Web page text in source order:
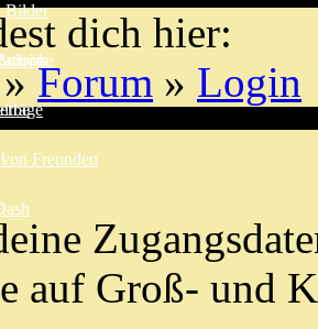
Bilder
Freunden
dich hier:
Forum » Login
auf Groß- und